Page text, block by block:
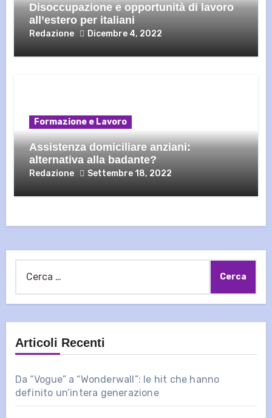
Disoccupazione e opportunità di lavoro
all’estero per italiani
Redazione Dicembre 4, 2022
Formazione e Lavoro
Assistenza domiciliare anziani:
alternativa alla badante?
Redazione Settembre 18, 2022
per:
Articoli Recenti
Da “Vogue” a “Wonderwall”: le hit che hanno
definito un’intera generazione